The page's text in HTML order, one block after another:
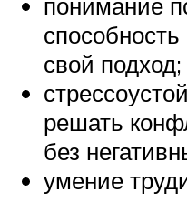
свой подход;
решать
без
умение